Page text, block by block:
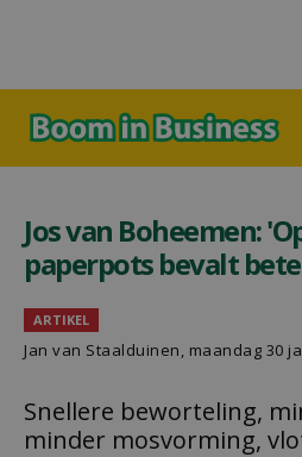
Jos van Boheemen:
paperpots bevalt
ARTIKEL
Jan van Staalduinen, maandag 30
Snellere beworteling,
minder mosvorming,